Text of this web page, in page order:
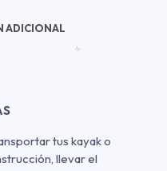
ADICIONAL
tus kayak o
llevar el